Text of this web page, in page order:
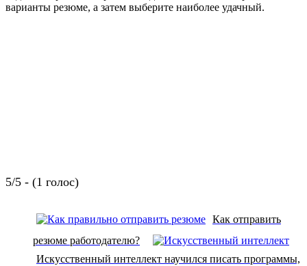
варианты резюме, а затем выберите наиболее удачный.
5/5 - (1 голос)
Как отправить
резюме работодателю?
Искусственный интеллект научился писать программы,